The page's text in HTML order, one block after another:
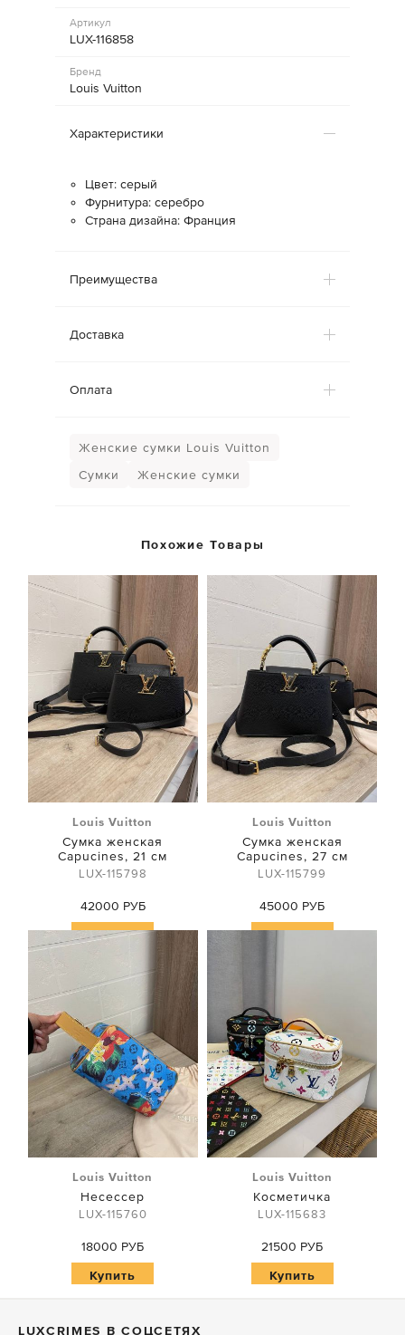
Артикул
LUX-116858
Бренд
Louis Vuitton
Характеристики
Цвет: серый
Фурнитура: серебро
Страна дизайна: Франция
Преимущества
Доставка
Оплата
Женские сумки Louis Vuitton
Сумки
Женские сумки
Похожие Товары
Louis Vuitton
Сумка женская
Capucines, 21 см
LUX-115798
42000 РУБ
Купить
Louis Vuitton
Сумка женская
Capucines, 27 см
LUX-115799
45000 РУБ
Купить
Louis Vuitton
Несессер
LUX-115760
18000 РУБ
Купить
Louis Vuitton
Косметичка
LUX-115683
21500 РУБ
Купить
LUXСRIMES В СОЦСЕТЯХ